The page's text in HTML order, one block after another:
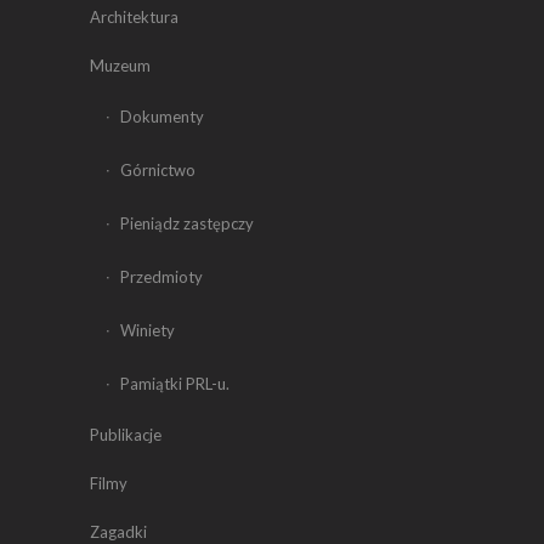
Architektura
Muzeum
Dokumenty
Górnictwo
Pieniądz zastępczy
Przedmioty
Winiety
Pamiątki PRL-u.
Publikacje
Filmy
Zagadki